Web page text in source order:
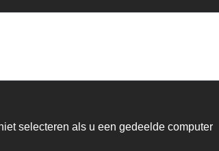
selecteren als u een gedeelde computer